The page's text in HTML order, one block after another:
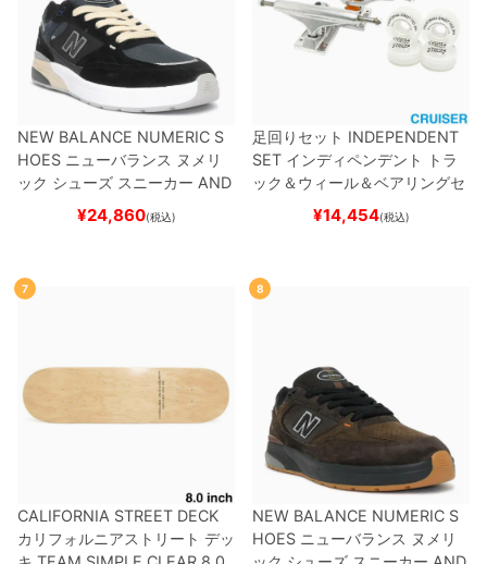
NEW BALANCE NUMERIC S
HOES ニューバランス ヌメリ
ック シューズ スニーカー AND
REW REYNOLDS 933
BLACK/NAVYスケートボ
¥24,860(税込)
足回りセット INDEPENDENT
SET インディペンデント
トラ
ック＆ウィール＆ベアリングセ
（クルーザー用）
ボード スケボー
¥14,454(税込)
7
CALIFORNIA STREET DECK
カリフォルニアストリート デッ
8
NEW BALANCE NUMERIC S
HOES ニューバランス ヌメリ